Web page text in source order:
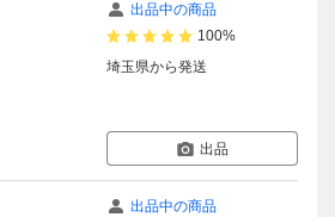
出品中の商品
100%
埼玉県から発送
出品
出品中の商品